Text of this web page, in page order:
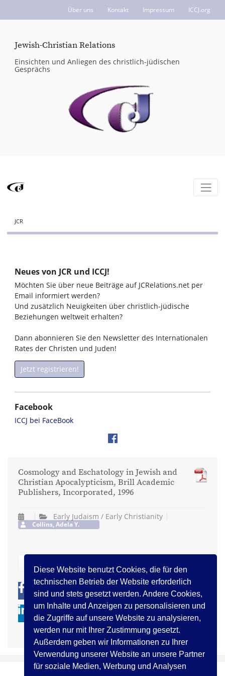
Diese Website benutzt Cookies, die für den
technischen Betrieb der Website erforderlich
sind und stets gesetzt werden. Andere Cookies,
um Inhalte und Anzeigen zu personalisieren und
die Zugriffe auf unsere Website zu analysieren,
werden nur mit Ihrer Zustimmung gesetzt.
Außerdem geben wir Informationen zu Ihrer
Verwendung unserer Website an unsere Partner
für soziale Medien, Werbung und Analysen
Über uns Kontakt Impressum ICCJ.org
Jewish-Christian Relations
Einsichten und Anliegen des christlich-jüdischen
Gesprächs
JCR
Neues von JCR und ICCJ!
Möchten Sie über neue Beiträge auf JCRelations.net per
Email informiert werden?
Und zusätzlich Neuigkeiten über christlich-jüdische
Beziehungen weltweit erhalten?
Dann abonnieren Sie den Newsletter des Internationalen
Rates der Christen und Juden!
Jetzt registrieren!
Facebook
ICCJ bei FaceBook
Cosmology and Eschatology in Jewish and
Christian Apocalypticism, Brill Academic
Publishers, Incorporated, 1996
Early Judaism / Early Christianity
Collins, Adela Y.
0 0